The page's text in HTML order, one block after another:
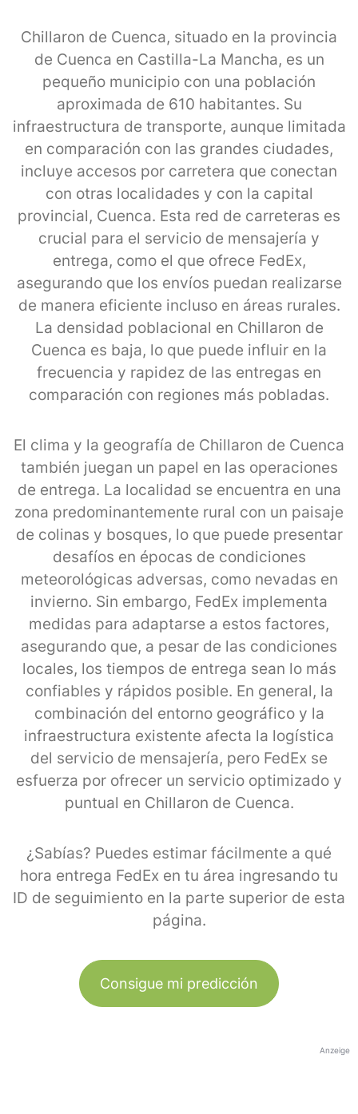
Chillaron de Cuenca, situado en la provincia
de Cuenca en Castilla-La Mancha, es un
pequeño municipio con una población
aproximada de 610 habitantes. Su
infraestructura de transporte, aunque limitada
en comparación con las grandes ciudades,
incluye accesos por carretera que conectan
con otras localidades y con la capital
provincial, Cuenca. Esta red de carreteras es
crucial para el servicio de mensajería y
entrega, como el que ofrece FedEx,
asegurando que los envíos puedan realizarse
de manera eficiente incluso en áreas rurales.
La densidad poblacional en Chillaron de
Cuenca es baja, lo que puede influir en la
frecuencia y rapidez de las entregas en
comparación con regiones más pobladas.
El clima y la geografía de Chillaron de Cuenca
también juegan un papel en las operaciones
de entrega. La localidad se encuentra en una
zona predominantemente rural con un paisaje
de colinas y bosques, lo que puede presentar
desafíos en épocas de condiciones
meteorológicas adversas, como nevadas en
invierno. Sin embargo, FedEx implementa
medidas para adaptarse a estos factores,
asegurando que, a pesar de las condiciones
locales, los tiempos de entrega sean lo más
confiables y rápidos posible. En general, la
combinación del entorno geográfico y la
infraestructura existente afecta la logística
del servicio de mensajería, pero FedEx se
esfuerza por ofrecer un servicio optimizado y
puntual en Chillaron de Cuenca.
¿Sabías? Puedes estimar fácilmente a qué
hora entrega FedEx en tu área ingresando tu
ID de seguimiento en la parte superior de esta
página.
Consigue mi predicción
Anzeige